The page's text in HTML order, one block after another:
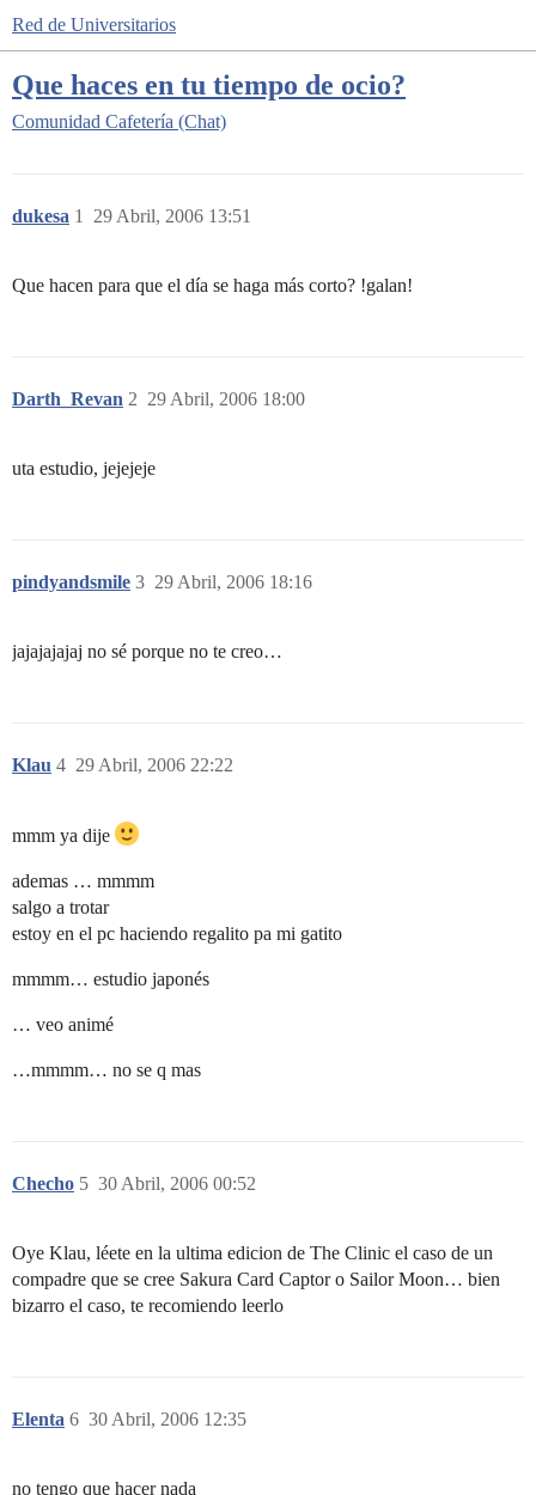
Red de Universitarios
Que haces en tu tiempo de ocio?
Comunidad Cafetería (Chat)
dukesa 29 Abril, 2006 13:51
1
Que hacen para que el día se haga más corto? !galan!
Darth_Revan 29 Abril, 2006 18:00
2
uta estudio, jejejeje
pindyandsmile 29 Abril, 2006 18:16
3
jajajajajaj no sé porque no te creo…
Klau 29 Abril, 2006 22:22
4
mmm ya dije
ademas … mmmm
salgo a trotar
estoy en el pc haciendo regalito pa mi gatito
mmmm… estudio japonés
… veo animé
…mmmm… no se q mas
Checho 30 Abril, 2006 00:52
5
Oye Klau, léete en la ultima edicion de The Clinic el caso de un
compadre que se cree Sakura Card Captor o Sailor Moon… bien
bizarro el caso, te recomiendo leerlo
Elenta 30 Abril, 2006 12:35
6
no tengo que hacer nada